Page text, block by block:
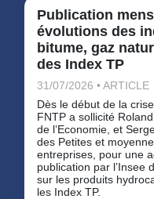
Publication
évolutions des
bitume, gaz
des Index TP
31/07/2026 • ARTICLE
Dès le début de la
FNTP a sollicité
de l’Economie, et
des Petites et
entreprises, pour une
publication par l’Insee
sur les produits
les Index TP.